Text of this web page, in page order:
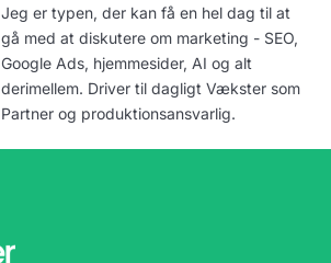
Jeg er typen, der kan få en hel dag til at
gå med at diskutere om marketing - SEO,
Google Ads, hjemmesider, AI og alt
derimellem. Driver til dagligt Vækster som
Partner og produktionsansvarlig.